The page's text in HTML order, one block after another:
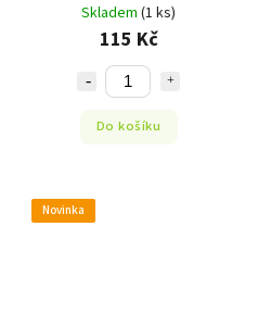
Skladem (1 ks)
115 Kč
Do košíku
Novinka